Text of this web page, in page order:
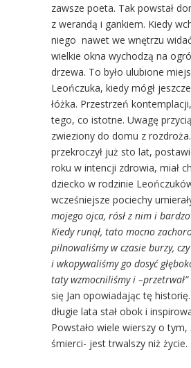
zawsze poeta. Tak powstał
z werandą i gankiem. Kiedy
niego nawet we wnętrzu
wielkie okna wychodzą na
drzewa. To było ulubione
Leończuka, kiedy mógł
łóżka. Przestrzeń
tego, co istotne. Uwagę
zwieziony do domu z
przekroczył już sto lat,
roku w intencji zdrowia, miał
dziecko w rodzinie
wcześniejsze pociechy
mojego ojca, rósł z nim i bardzo
Kiedy runął, tato mocno
pilnowaliśmy w czasie burzy,
i wkopywaliśmy go dosyć
taty wzmocniliśmy i –przetrwał”
się Jan opowiadając tę
długie lata stał obok i
Powstało wiele wierszy o tym,
śmierci- jest trwalszy niż życie.